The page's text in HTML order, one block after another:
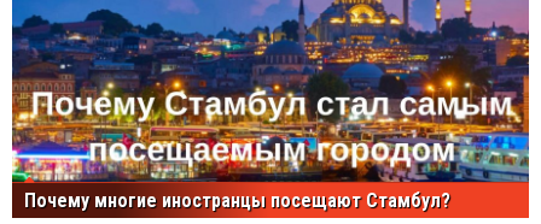
Почему многие иностранцы посещают Стамбул?